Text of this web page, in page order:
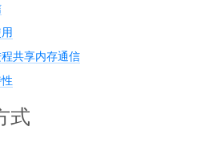
共享内存通信
式